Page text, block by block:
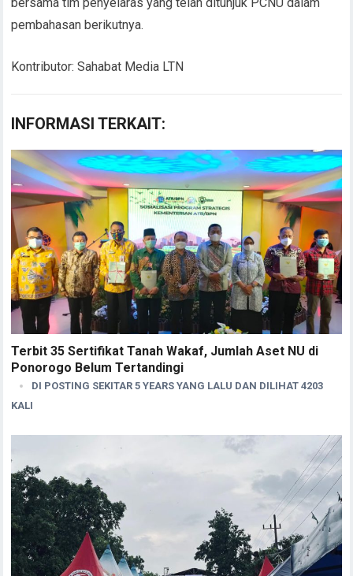
pembahasan berikutnya.
Kontributor: Sahabat Media LTN
INFORMASI TERKAIT:
Terbit 35 Sertifikat Tanah Wakaf, Jumlah Aset NU di
Ponorogo Belum Tertandingi
DI POSTING SEKITAR 5 YEARS YANG LALU DAN DILIHAT 4203
KALI